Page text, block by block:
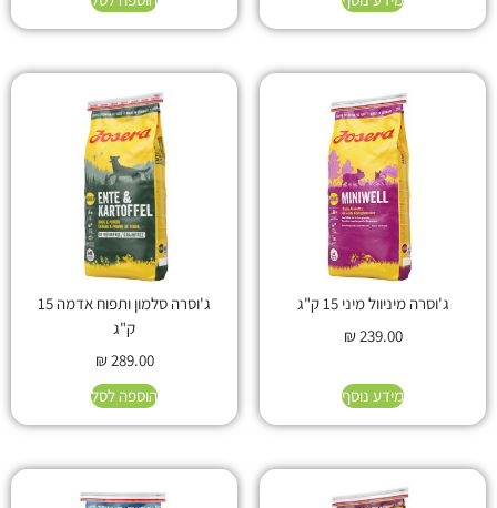
ג'וסרה מיניוול מיני 15 ק"ג
₪239.00
מידע נוסף
ג'וסרה סלמון ותפוח אדמה 15
ק"ג
₪289.00
הוספה לסל